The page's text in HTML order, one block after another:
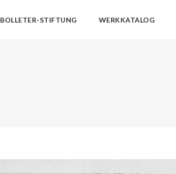
BOLLETER-STIFTUNG WERKKATALOG